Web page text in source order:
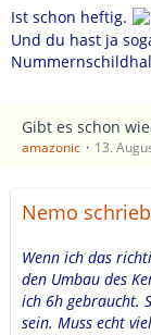
Ist schon heftig.
Und du hast ja
Gibt es schon
amazonic 13.
Nemo
Wenn ich das
den Umbau des
ich 6h gebraucht.
sein. Muss echt